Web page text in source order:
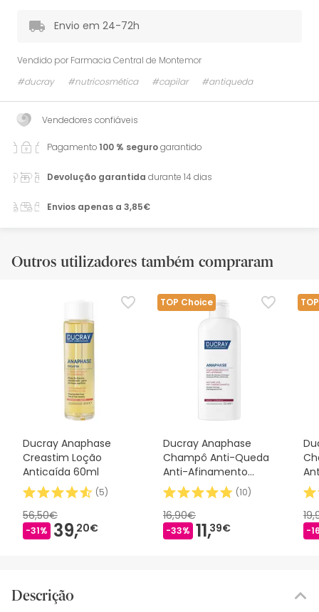
Envio em 24-72h
Vendido por Farmacia Central de Montemor
#ducray
#nutricosmética #capilar #antiqueda
Vendedores confiáveis
Pagamento100 % segurogarantido
Devolução garantida durante 14 dias
Envios apenas a 3,85€
Outros utilizadores também compraram
Ducray Anaphase
Creastim Loção
Anticaída 60ml
(5)
56,50€
-31% 39,20€
TOP Choice
Ducray Anaphase
Champô Anti-Queda
Anti-Afinamento
200ml
(10)
16,90€
-33% 11,39€ -
Descrição